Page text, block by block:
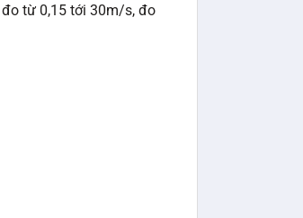
từ 0,15 tới 30m/s, đo